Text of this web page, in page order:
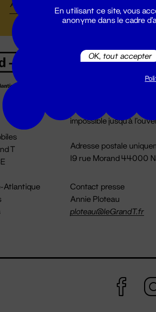
T
Atlantique
Billetterie
billetterie@leGrandT.fr
impossible jusqu'à
Adresse postale
19 rue Morand 44000
Contact presse
Annie Ploteau
ploteau@leGrandT.fr
En utilisant ce site, vous
anonyme dans le cadre
OK, tout accepter